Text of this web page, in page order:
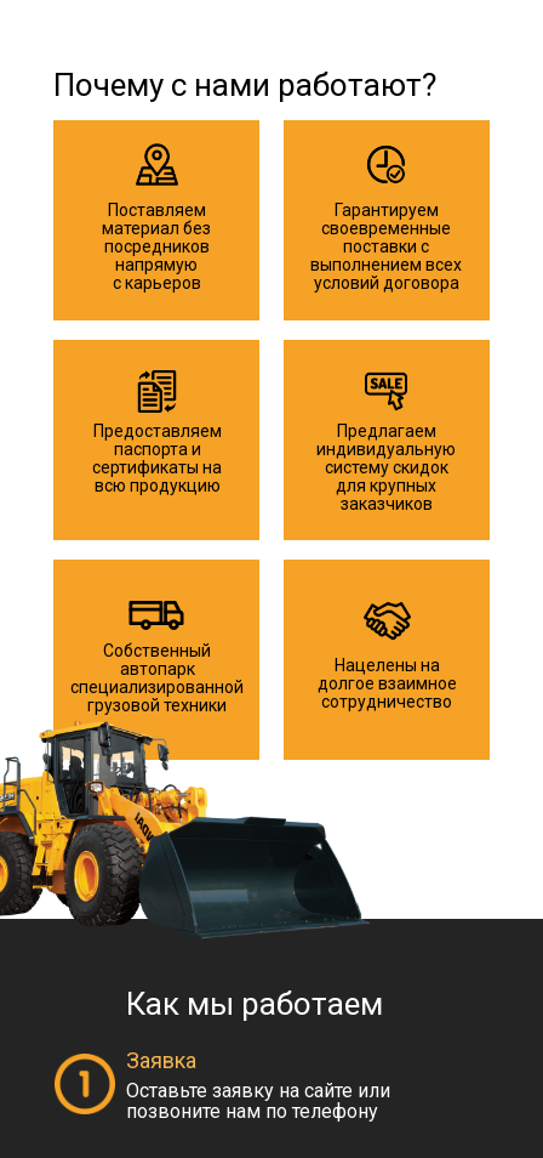
Почему с нами работают?
Предоставляем
паспорта и
сертификаты на
всю продукцию
Предлагаем
индивидуальную
систему скидок
для крупных
заказчиков
Поставляем
материал без
посредников
напрямую
с карьеров
Нацелены на
долгое взаимное
сотрудничество
Гарантируем
своевременные
поставки с
выполнением всех
условий договора
Собственный
автопарк
специализированной
грузовой техники
Как мы работаем
Заявка
Оставьте заявку на сайте или
позвоните нам по телефону